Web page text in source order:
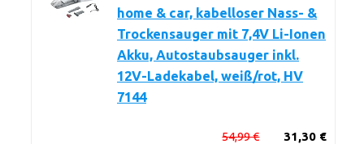
home & car, kabelloser Nass- &
Trockensauger mit 7,4V Li-Ionen
Akku, Autostaubsauger inkl.
12V-Ladekabel, weiß/rot, HV
7144
31,30 €
54,99 €